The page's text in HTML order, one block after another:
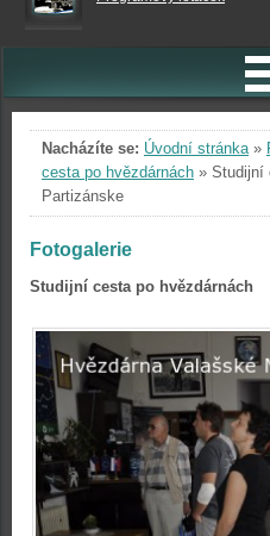
Nacházíte se: Úvodní stránka»
cesta po hvězdárnách » Studijní
Partizánske
Fotogalerie
Studijní cesta po hvězdárnách